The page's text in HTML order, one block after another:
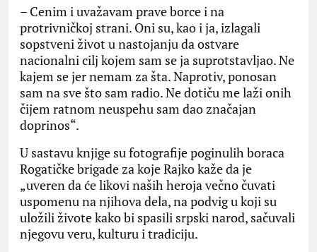
– Cenim i uvažavam prave borce i na
protrivničkoj strani. Oni su, kao i ja, izlagali
sopstveni život u nastojanju da ostvare
nacionalni cilj kojem sam se ja suprotstavljao. Ne
kajem se jer nemam za šta. Naprotiv, ponosan
sam na sve što sam radio. Ne dotiču me laži onih
čijem ratnom neuspehu sam dao značajan
doprinos“.
U sastavu knjige su fotografije poginulih boraca
Rogatičke brigade za koje Rajko kaže da je
„uveren da će likovi naših heroja večno čuvati
uspomenu na njihova dela, na podvig u koji su
uložili živote kako bi spasili srpski narod, sačuvali
njegovu veru, kulturu i tradiciju.